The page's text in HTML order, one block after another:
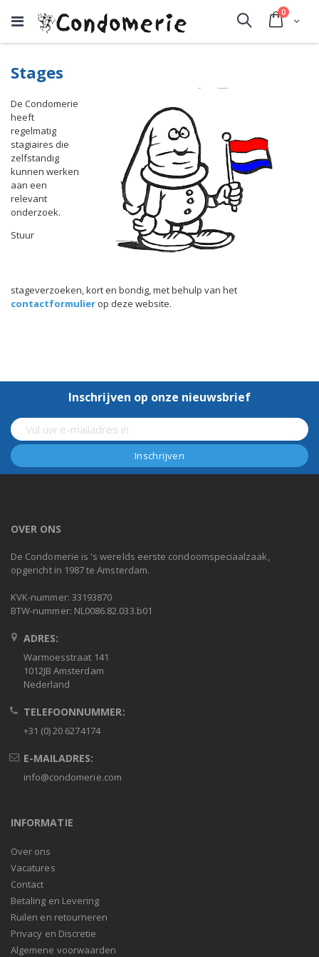
Cart
0
Search
Stages
De Condomerie
heeft
regelmatig
stagiaires die
zelfstandig
kunnen werken
aan een
relevant
onderzoek.
Stuur
stageverzoeken, kort en bondig, met behulp van het
contactformulier op deze website.
Inschrijven op onze nieuwsbrief
OVER ONS
De Condomerie is 's werelds eerste condoomspeciaalzaak,
opgericht in 1987 te Amsterdam.
KVK-nummer: 33193870
BTW-nummer: NL0086.82.033.b01
ADRES:
Warmoesstraat 141
1012JB Amsterdam
Nederland
TELEFOONNUMMER:
+31 (0) 20 6274174
E-MAILADRES:
info@condomerie.com
INFORMATIE
Over ons
Vacatures
Contact
Betaling en Levering
Ruilen en retourneren
Privacy en Discretie
Algemene voorwaarden